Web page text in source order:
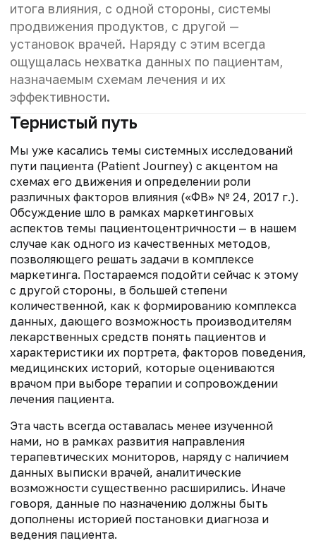
итога влияния, с одной стороны, системы
продвижения продуктов, с другой —
установок врачей. Наряду с этим всегда
ощущалась нехватка данных по пациентам,
назначаемым схемам лечения и их
эффективности.
Тернистый путь
Мы уже касались темы системных исследований
пути пациента (Patient Journey) с акцентом на
схемах его движения и определении роли
различных факторов влияния («ФВ» № 24, 2017 г.).
Обсуждение шло в рамках маркетинговых
аспектов темы пациентоцентричности — в нашем
случае как одного из качественных методов,
позволяющего решать задачи в комплексе
маркетинга. Постараемся подойти сейчас к этому
с другой стороны, в большей степени
количественной, как к формированию комплекса
данных, дающего возможность производителям
лекарственных средств понять пациентов и
характеристики их портрета, факторов поведения,
медицинских историй, которые оцениваются
врачом при выборе терапии и сопровождении
лечения пациента.
Эта часть всегда оставалась менее изученной
нами, но в рамках развития направления
терапевтических мониторов, наряду с наличием
данных выписки врачей, аналитические
возможности существенно расширились. Иначе
говоря, данные по назначению должны быть
дополнены историей постановки диагноза и
ведения пациента.